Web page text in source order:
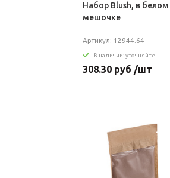
Набор Blush, в белом
мешочке
Артикул: 12944.64
В наличии: уточняйте
308.30 руб /шт